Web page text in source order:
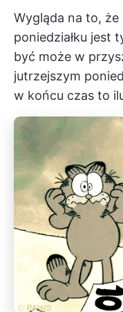
Wygląda na to,
poniedziałku jest
być może w
jutrzejszym
w końcu czas to